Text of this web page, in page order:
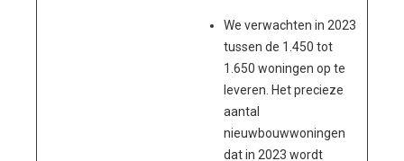
We verwachten in 2023
tussen de 1.450 tot
1.650 woningen op te
leveren. Het precieze
aantal
nieuwbouwwoningen
dat in 2023 wordt